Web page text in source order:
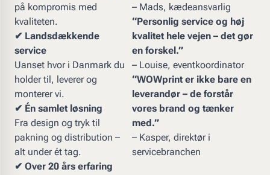
på kompromis med
kvaliteten.
✔ Landsdækkende
service
Uanset hvor i Danmark du
holder til, leverer og
monterer vi.
✔ Én samlet løsning
Fra design og tryk til
pakning og distribution –
alt under ét tag.
✔ Over 20 års erfaring
– Mads, kædeansvarlig
“Personlig service og høj
kvalitet hele vejen – det gør
en forskel.”
– Louise, eventkoordinator
“WOWprint er ikke bare en
leverandør – de forstår
vores brand og tænker
med.”
– Kasper, direktør i
servicebranchen